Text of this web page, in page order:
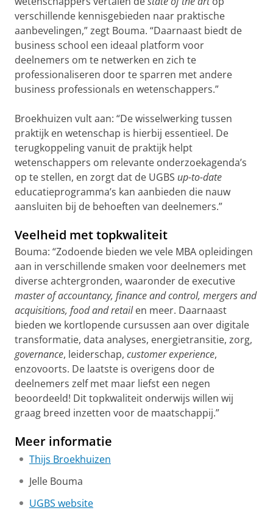
verschillende kennisgebieden naar praktische
aanbevelingen,” zegt Bouma. “Daarnaast biedt de
business school een ideaal platform voor
deelnemers om te netwerken en zich te
professionaliseren door te sparren met andere
business professionals en wetenschappers.”
Broekhuizen vult aan: “De wisselwerking tussen
praktijk en wetenschap is hierbij essentieel. De
terugkoppeling vanuit de praktijk helpt
wetenschappers om relevante onderzoekagenda’s
op te stellen, en zorgt dat de UGBS up-to-date
educatieprogramma’s kan aanbieden die nauw
aansluiten bij de behoeften van deelnemers.”
Veelheid met topkwaliteit
Bouma: “Zodoende bieden we vele MBA opleidingen
aan in verschillende smaken voor deelnemers met
diverse achtergronden, waaronder de executive
master of accountancy, finance and control, mergers and
acquisitions, food and retailen meer. Daarnaast
bieden we kortlopende cursussen aan over digitale
transformatie, data analyses, energietransitie, zorg,
governance, leiderschap, customer experience,
enzovoorts. De laatste is overigens door de
deelnemers zelf met maar liefst een negen
beoordeeld! Dit topkwaliteit onderwijs willen wij
graag breed inzetten voor de maatschappij.”
Meer informatie
Thijs Broekhuizen
Jelle Bouma
UGBS website